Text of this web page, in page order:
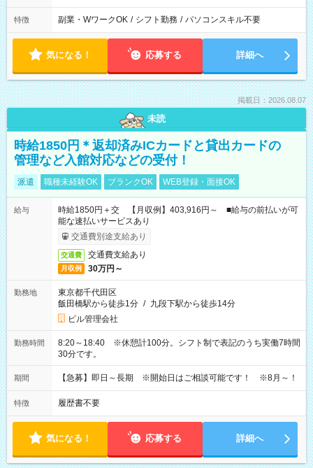
特徴 副業・WワークOK / シフト勤務 / パソコンスキル不要
気になる！ 応募する 詳細へ
掲載日：2026.08.07
未読
時給1850円＊返却済みICカードと貸出カードの
管理など入館対応などの受付！
派遣 職種未経験OK ブランクOK WEB登録・面接OK
給与
時給1850円＋交 【月収例】403,916円～ ■給与の前払いが可
能な速払いサービスあり
交通費別途支給あり
交通費 交通費支給あり
月収例 30万円～
勤務地
東京都千代田区
飯田橋駅から徒歩1分 / 九段下駅から徒歩14分
ビル管理会社
勤務時間
8:20～18:40 ※休憩計100分。シフト制で表記のうち実働7時間
30分です。
期間 【急募】即日～長期 ※開始日はご相談可能です！ ※8月～！
特徴 履歴書不要
気になる！ 応募する 詳細へ